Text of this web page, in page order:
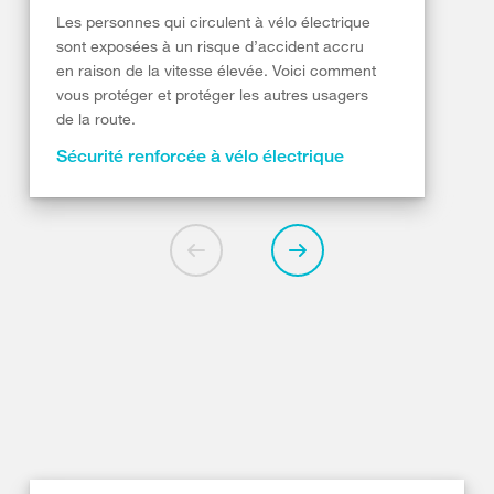
Les personnes qui circulent à vélo électrique
sont exposées à un risque d’accident accru
en raison de la vitesse élevée. Voici comment
vous protéger et protéger les autres usagers
de la route.
Sécurité renforcée à vélo électrique